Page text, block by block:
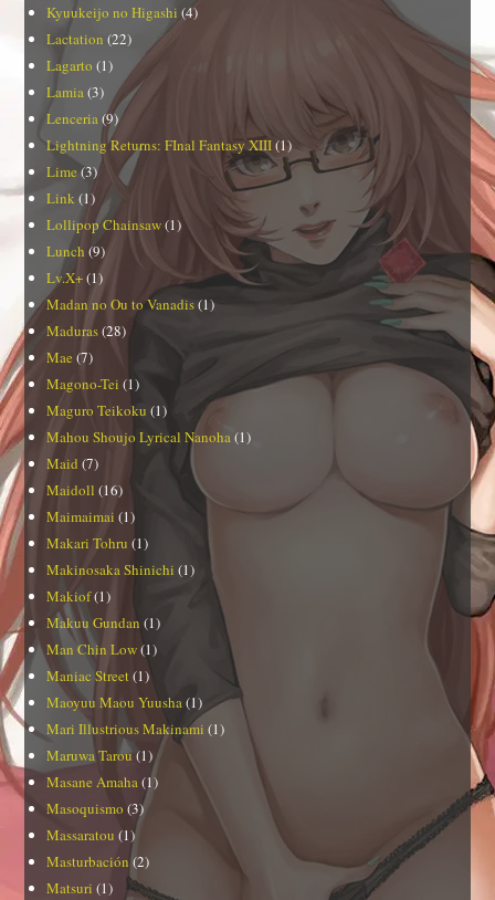
Kyuukeijo no Higashi (4)
Lactation (22)
Lagarto (1)
Lamia(3)
Lenceria(9)
Lightning Returns: FInal Fantasy XIII(1)
Lime(3)
Link(1)
Lollipop Chainsaw(1)
Lunch (9)
Lv.X+(1)
Madan no Ou to Vanadis(1)
Maduras(28)
Mae (7)
Magono-Tei (1)
Maguro Teikoku (1)
Mahou Shoujo Lyrical Nanoha(1)
Maid (7)
Maidoll (16)
Maimaimai (1)
Makari Tohru (1)
Makinosaka Shinichi (1)
Makiof(1)
Makuu Gundan (1)
Man Chin Low(1)
Maniac Street(1)
Maoyuu Maou Yuusha(1)
Mari Illustrious Makinami (1)
Maruwa Tarou (1)
Masane Amaha(1)
Masoquismo (3)
Massaratou (1)
Masturbación (2)
Matsuri (1)